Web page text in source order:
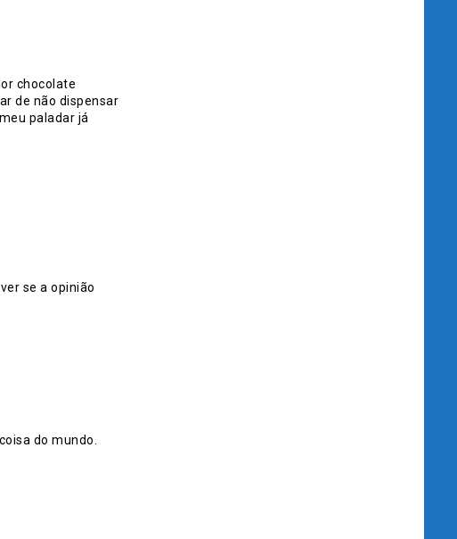
chocolate
de não dispensar
paladar já
se a opinião
do mundo.